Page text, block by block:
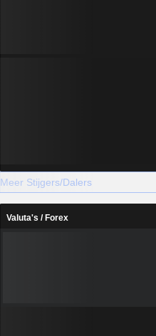
Meer Stijgers/Dalers
Valuta's / Forex